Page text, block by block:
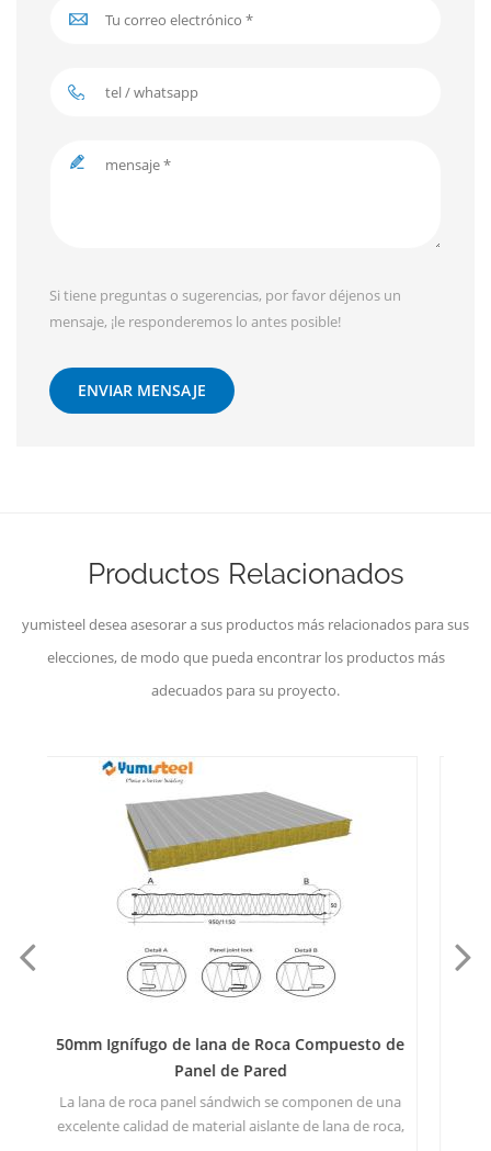
Si tiene preguntas o sugerencias, por favor déjenos un
mensaje, ¡le responderemos lo antes posible!
ENVIAR MENSAJE
Productos Relacionados
yumisteel desea asesorar a sus productos más relacionados para sus
elecciones, de modo que pueda encontrar los productos más
adecuados para su proyecto.
150mm de Metal Estructural de Placas de Lana
de Roca Panel Sándwich Para Pared
Superior e inferior de la superficie: adoptar galvanizó
el color de acero de la placa con un espesor de 0,4-0,8